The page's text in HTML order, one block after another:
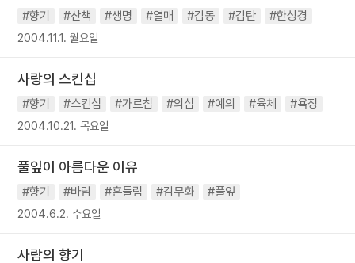
#향기 #산책 #생명 #열매 #감동 #감탄 #한상경
2004.11.1. 월요일
사랑의 스킨십
#향기 #스킨십 #가르침 #의심 #예의 #육체 #욕정
2004.10.21. 목요일
풀잎이 아름다운 이유
#향기 #바람 #흔들림 #김무화 #풀잎
2004.6.2. 수요일
사람의 향기